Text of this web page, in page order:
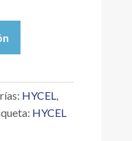
HYCEL,
HYCEL